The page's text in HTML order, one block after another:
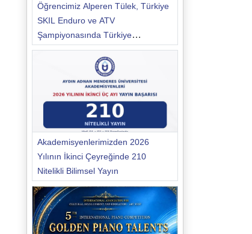
Öğrencimiz Alperen Tülek, Türkiye
SKIL Enduro ve ATV
Şampiyonasında Türkiye
Şampiyonu Oldu
Akademisyenlerimizden 2026
Yılının İkinci Çeyreğinde 210
Nitelikli Bilimsel Yayın